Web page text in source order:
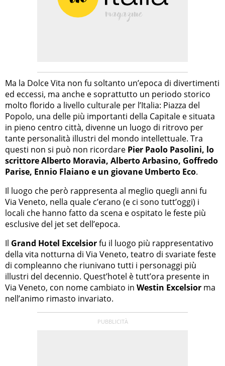
Ma la Dolce Vita non fu soltanto un’epoca di divertimenti
ed eccessi, ma anche e soprattutto un periodo storico
molto florido a livello culturale per l’Italia: Piazza del
Popolo, una delle più importanti della Capitale e situata
in pieno centro città, divenne un luogo di ritrovo per
tante personalità illustri del mondo intellettuale. Tra
questi non si può non ricordare Pier Paolo Pasolini, lo
scrittore Alberto Moravia, Alberto Arbasino, Goffredo
Parise, Ennio Flaiano e un giovane Umberto Eco.
Il luogo che però rappresenta al meglio quegli anni fu
Via Veneto, nella quale c’erano (e ci sono tutt’oggi) i
locali che hanno fatto da scena e ospitato le feste più
esclusive del jet set dell’epoca.
Il Grand Hotel Excelsiorfu il luogo più rappresentativo
della vita notturna di Via Veneto, teatro di svariate feste
di compleanno che riunivano tutti i personaggi più
illustri del decennio. Quest’hotel è tutt’ora presente in
Via Veneto, con nome cambiato in Westin Excelsior ma
nell’animo rimasto invariato.